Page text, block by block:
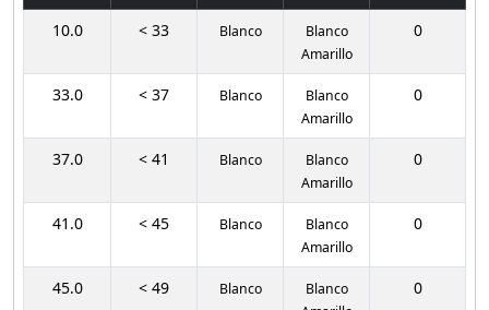
10.0
< 33 Blanco
Blanco
Amarillo
0
33.0 < 37 Blanco
Blanco
Amarillo
0
37.0 < 41 Blanco
Blanco
Amarillo
0
41.0 < 45 Blanco
Blanco
Amarillo
0
45.0 < 49 Blanco
Blanco
0